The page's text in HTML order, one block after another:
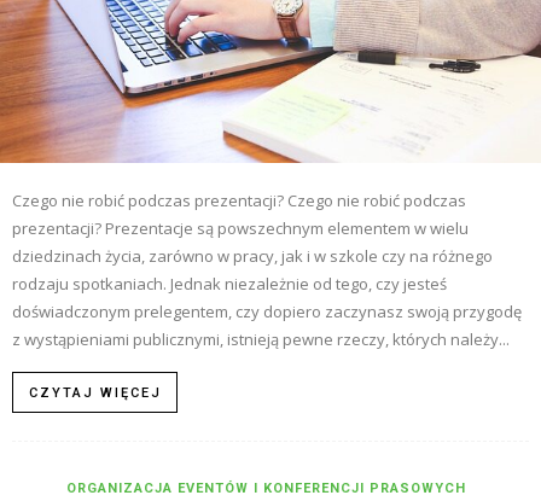
Czego nie robić podczas prezentacji? Czego nie robić podczas
prezentacji? Prezentacje są powszechnym elementem w wielu
dziedzinach życia, zarówno w pracy, jak i w szkole czy na różnego
rodzaju spotkaniach. Jednak niezależnie od tego, czy jesteś
doświadczonym prelegentem, czy dopiero zaczynasz swoją przygodę
z wystąpieniami publicznymi, istnieją pewne rzeczy, których należy...
CZYTAJ WIĘCEJ
ORGANIZACJA EVENTÓW I KONFERENCJI PRASOWYCH